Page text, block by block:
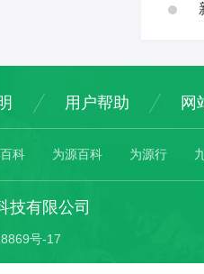
用户帮助 网
科 为源百科 为源行
技有限公司
号-17